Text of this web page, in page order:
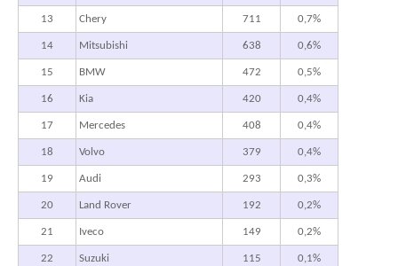
13 Chery 711 0,7%
14 Mitsubishi 638 0,6%
15 BMW 472 0,5%
16 Kia 420 0,4%
17 Mercedes 408 0,4%
18 Volvo 379 0,4%
19 Audi 293 0,3%
20 Land Rover 192 0,2%
21 Iveco 149 0,2%
22 Suzuki 115 0,1%